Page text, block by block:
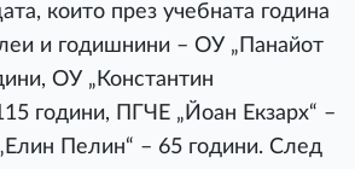
които през учебната година
и годишнини – ОУ „Панайот
ОУ „Константин
години, ПГЧЕ „Йоан Екзарх“ –
Пелин“ – 65 години. След